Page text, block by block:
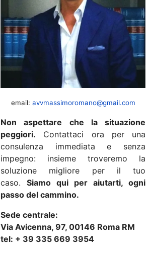
email: avvmassimoromano@gmail.com
Non aspettare che la situazione
peggiori. Contattaci ora per una
consulenza immediata e senza
impegno: insieme troveremo la
soluzione migliore per il tuo
caso. Siamo qui per aiutarti, ogni
passo del cammino.
Sede centrale:
Via Avicenna, 97, 00146 Roma RM
tel: + 39 335 669 3954